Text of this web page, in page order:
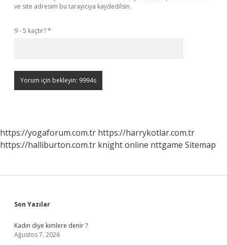
ve site adresim bu tarayıcıya kaydedilsin.
9 - 5 kaçtır?*
https://yogaforum.com.tr https://harrykotlar.com.tr
https://halliburton.com.tr knight online nttgame Sitemap
Sidebar
Son Yazılar
Kadın diye kimlere denir ?
Ağustos 7, 2026